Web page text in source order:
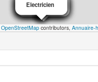
Electricien
Electricien
Electricien
Electricien
Electricien
Electricien
Electricien
Electricien
Electricien
OpenStreetMap contributors, Annuaire-